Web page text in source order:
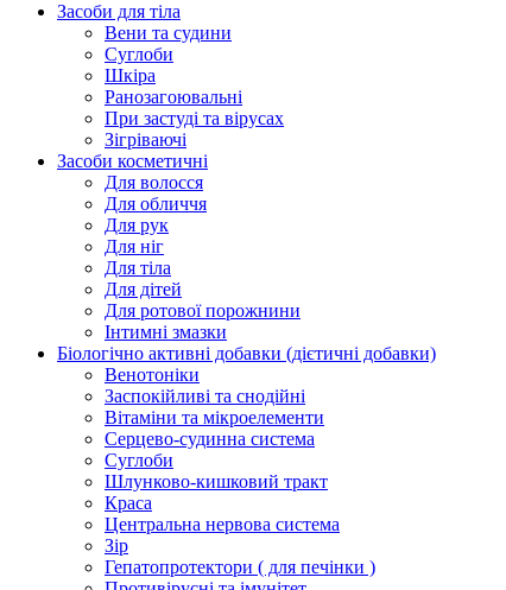
Засоби для тіла
Вени та судини
Суглоби
Шкіра
Ранозагоювальні
При застуді та вірусах
Зігріваючі
Засоби косметичні
Для волосся
Для обличчя
Для рук
Для ніг
Для тіла
Для дітей
Для ротової порожнини
Інтимні змазки
Біологічно активні добавки (дієтичні добавки)
Венотоніки
Заспокійливі та снодійні
Вітаміни та мікроелементи
Серцево-судинна система
Суглоби
Шлунково-кишковий тракт
Краса
Центральна нервова система
Зір
Гепатопротектори ( для печінки )